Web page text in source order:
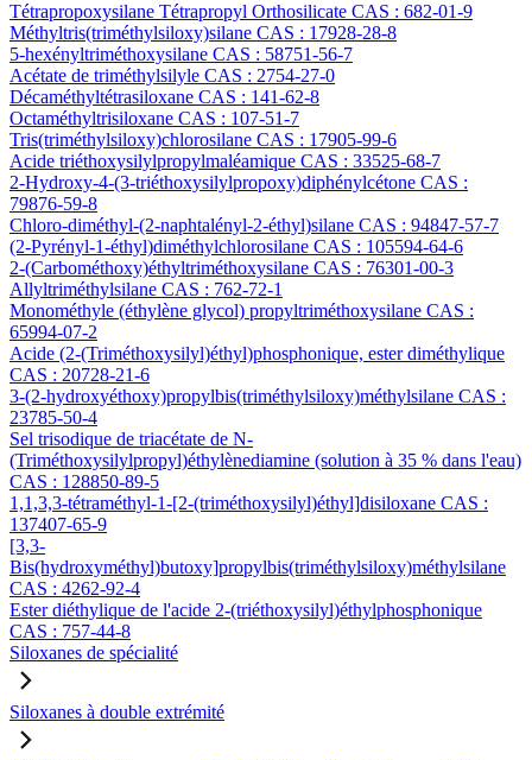
Tétrapropoxysilane Tétrapropyl Orthosilicate CAS : 682-01-9
Méthyltris(triméthylsiloxy)silane CAS : 17928-28-8
5-hexényltriméthoxysilane CAS : 58751-56-7
Acétate de triméthylsilyle CAS : 2754-27-0
Décaméthyltétrasiloxane CAS : 141-62-8
Octaméthyltrisiloxane CAS : 107-51-7
Tris(triméthylsiloxy)chlorosilane CAS : 17905-99-6
Acide triéthoxysilylpropylmaléamique CAS : 33525-68-7
2-Hydroxy-4-(3-triéthoxysilylpropoxy)diphénylcétone CAS :
79876-59-8
Chloro-diméthyl-(2-naphtalényl-2-éthyl)silane CAS : 94847-57-7
(2-Pyrényl-1-éthyl)diméthylchlorosilane CAS : 105594-64-6
2-(Carbométhoxy)éthyltriméthoxysilane CAS : 76301-00-3
Allyltriméthylsilane CAS : 762-72-1
Monométhyle (éthylène glycol) propyltriméthoxysilane CAS :
65994-07-2
Acide (2-(Triméthoxysilyl)éthyl)phosphonique, ester diméthylique
CAS : 20728-21-6
3-(2-hydroxyéthoxy)propylbis(triméthylsiloxy)méthylsilane CAS :
23785-50-4
Sel trisodique de triacétate de N-
(Triméthoxysilylpropyl)éthylènediamine (solution à 35 % dans l'eau)
CAS : 128850-89-5
1,1,3,3-tétraméthyl-1-[2-(triméthoxysilyl)éthyl]disiloxane CAS :
137407-65-9
[3,3-
Bis(hydroxyméthyl)butoxy]propylbis(triméthylsiloxy)méthylsilane
CAS : 4262-92-4
Ester diéthylique de l'acide 2-(triéthoxysilyl)éthylphosphonique
CAS : 757-44-8
Siloxanes de spécialité
Siloxanes à double extrémité